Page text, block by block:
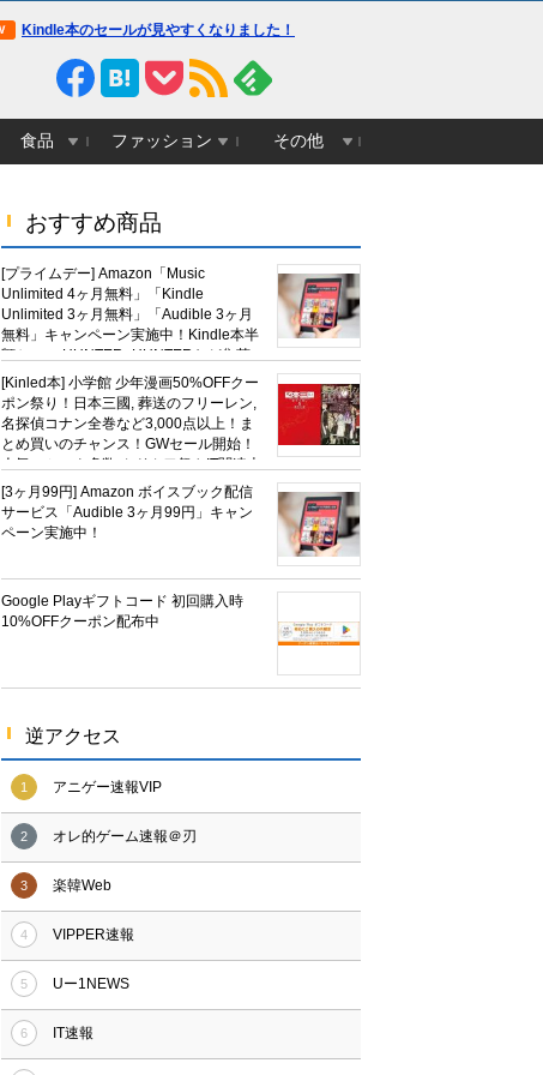
Kindle本のセールが見やすくなりました！
食品 ファッション その他
おすすめ商品
[プライムデー] Amazon「Music
Unlimited 4ヶ月無料」「Kindle
Unlimited 3ヶ月無料」「Audible 3ヶ月
無料」キャンペーン実施中！Kindle本半
額セール HUNTER×HUNTERなど集英
社、無職転生,幼女戦記など
KADOKAWA、キャプテン翼100円セー
ルも！
[Kinled本] 小学館 少年漫画50%OFFクー
ポン祭り！日本三國, 葬送のフリーレン,
名探偵コナン全巻など3,000点以上！ま
とめ買いのチャンス！GWセール開始！
人気コミック多数 カドカワ祭やIT関連本
がセールに！
[3ヶ月99円] Amazon ボイスブック配信
サービス「Audible 3ヶ月99円」キャン
ペーン実施中！
Google Playギフトコード 初回購入時
10%OFFクーポン配布中
逆アクセス
1 アニゲー速報VIP
2 オレ的ゲーム速報＠刃
3 楽韓Web
4 VIPPER速報
5 Uー1NEWS
6 IT速報